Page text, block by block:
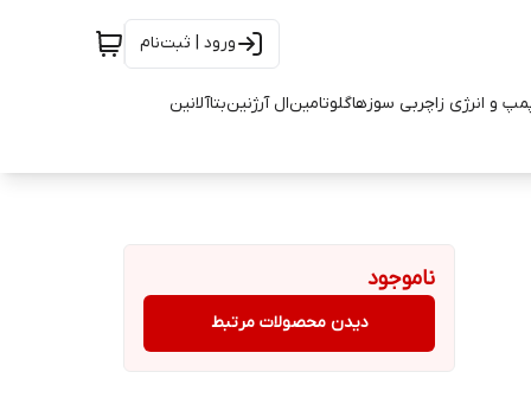
ورود | ثبت‌نام
و انرژی زاچربی سوزهاگلوتامینال آرژنینبتاآلانین
ناموجود
دیدن محصولات مرتبط